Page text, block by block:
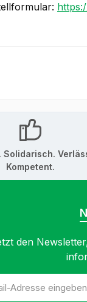
Solidarisch.
Kompetent.
den